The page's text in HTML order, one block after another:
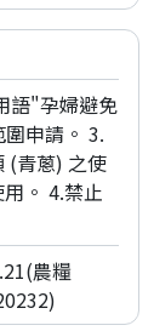
語"孕婦避免
申請。 3.
(青蔥) 之使
。 4.禁止
農糧